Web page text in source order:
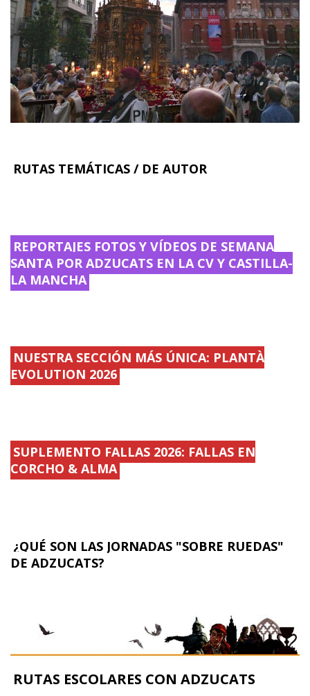
RUTAS TEMÁTICAS / DE AUTOR
REPORTAJES FOTOS Y VÍDEOS DE SEMANA
SANTA POR ADZUCATS EN LA CV Y CASTILLA-
LA MANCHA
NUESTRA SECCIÓN MÁS ÚNICA: PLANTÀ
EVOLUTION 2026
SUPLEMENTO FALLAS 2026: FALLAS EN
CORCHO & ALMA
¿QUÉ SON LAS JORNADAS "SOBRE RUEDAS"
DE ADZUCATS?
RUTAS ESCOLARES CON ADZUCATS